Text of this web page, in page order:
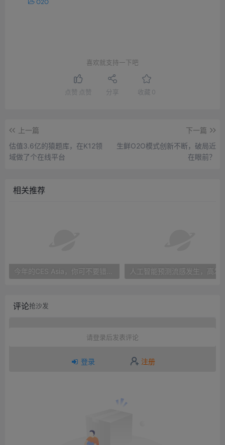
O2O
喜欢就支持一下吧
点赞 点赞 分享 收藏 0
上一篇
估值3.6亿的猿题库，在K12领
域做了个在线平台
下一篇
生鲜O2O模式创新不断，破局近
在眼前？
相关推荐
评论抢沙发
请登录后发表评论
登录 注册